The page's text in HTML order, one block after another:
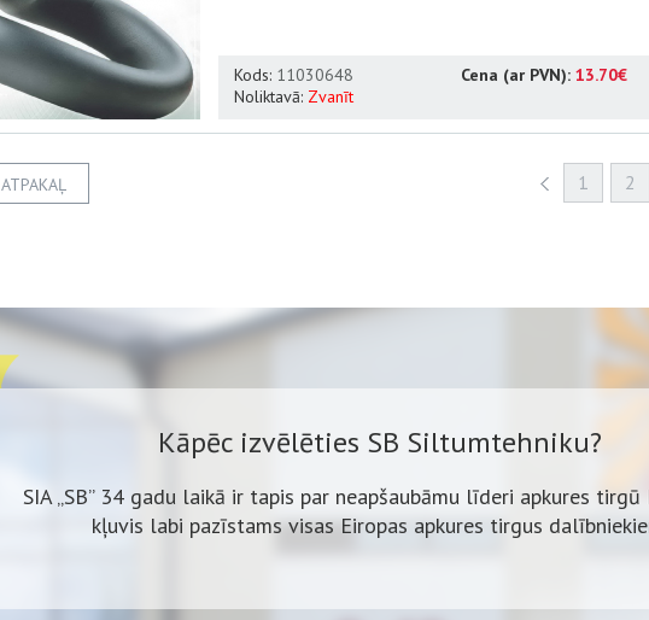
Cena (ar PVN): 13.70€
Kods: 11030648
Noliktavā: Zvanīt
ATPAKAĻ 1 2
Kāpēc izvēlēties SB Siltumtehniku?
SIA „SB” 34 gadu laikā ir tapis par neapšaubāmu līderi apkures
kļuvis labi pazīstams visas Eiropas apkures tirgus